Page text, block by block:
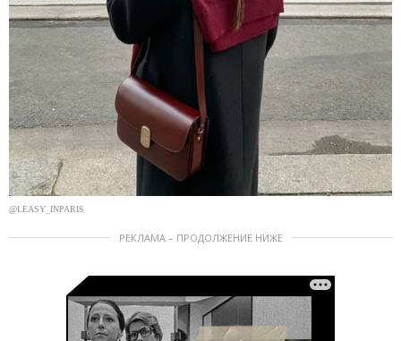
@LEASY_INPARIS
РЕКЛАМА – ПРОДОЛЖЕНИЕ НИЖЕ